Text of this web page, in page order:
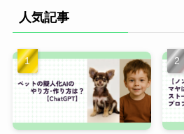
人気記事